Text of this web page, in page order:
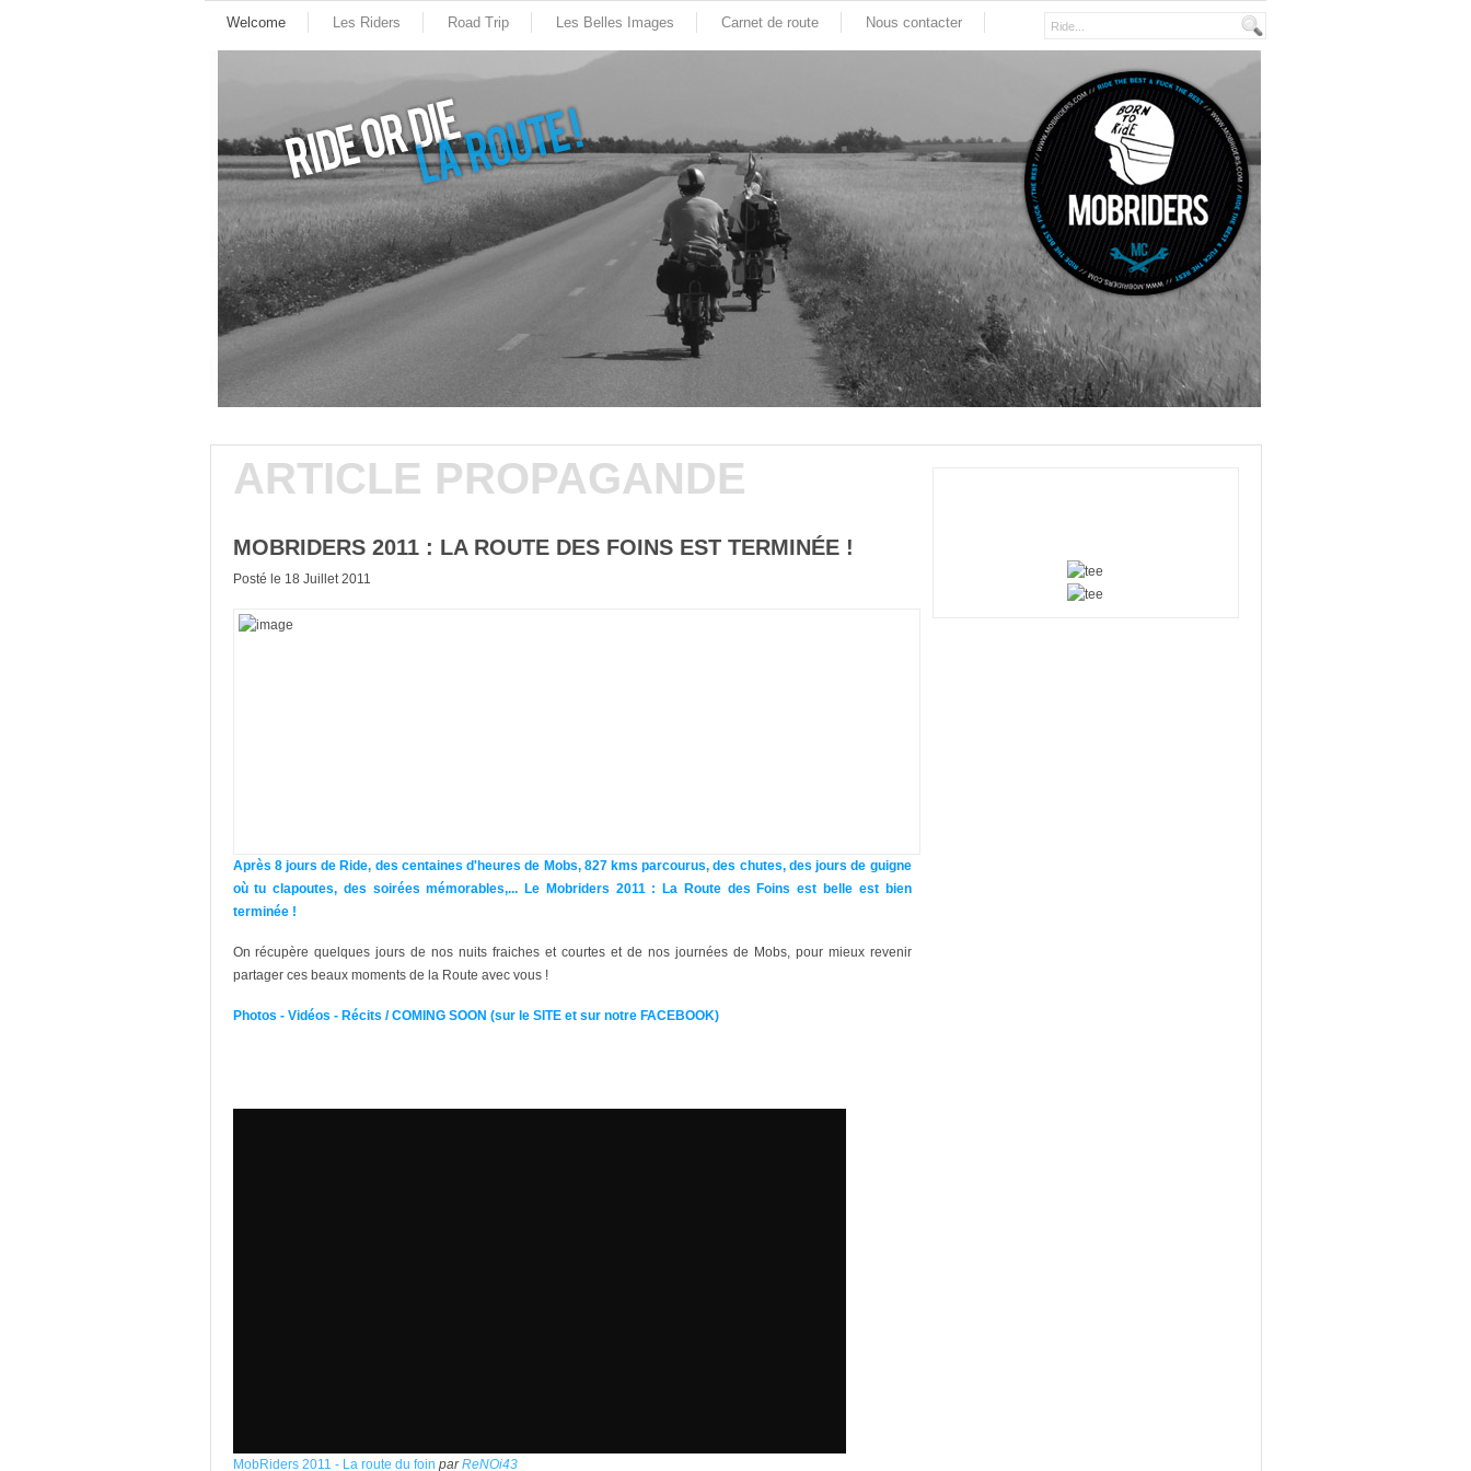
Welcome Les Riders Road Trip Les Belles Images Carnet de route Nous contacter
ARTICLE PROPAGANDE
MOBRIDERS 2011 : LA ROUTE DES FOINS EST TERMINÉE !
Posté le 18 Juillet 2011
Après 8 jours de Ride, des centaines d'heures de Mobs, 827 kms parcourus, des chutes, des jours de guigne
où tu clapoutes, des soirées mémorables,... Le Mobriders 2011 : La Route des Foins est belle est bien
terminée !
On récupère quelques jours de nos nuits fraiches et courtes et de nos journées de Mobs, pour mieux revenir
partager ces beaux moments de la Route avec vous !
Photos - Vidéos - Récits / COMING SOON (sur le SITE et sur notre FACEBOOK)
MobRiders 2011 - La route du foin parReNOi43